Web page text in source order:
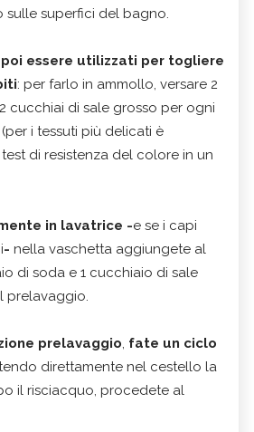
sulle superfici del bagno.
poi essere utilizzati per togliere
: per farlo in ammollo, versare 2
cucchiai di sale grosso per ogni
i tessuti più delicati è
di resistenza del colore in un
in lavatrice -e se i capi
- nella vaschetta aggiungete al
di soda e 1 cucchiaio di sale
prelavaggio.
prelavaggio, fate un ciclo
direttamente nel cestello la
il risciacquo, procedete al